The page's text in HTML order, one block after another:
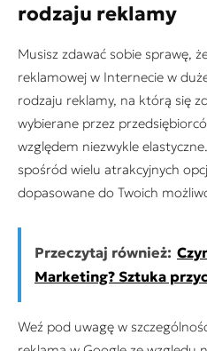
rodzaju reklamy
Musisz zdawać sobie sprawę,
reklamowej w Internecie w
rodzaju reklamy, na którą się
wybierane przez
względem niezwykle
spośród wielu atrakcyjnych
dopasowane do Twoich
Przeczytaj również:
Marketing? Sztuka
Weź pod uwagę w